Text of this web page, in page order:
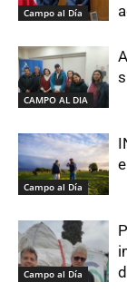
Campo al Día
CAMPO AL DIA
Campo al Día
Campo al Día